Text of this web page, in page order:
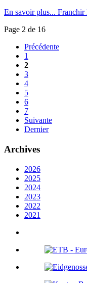
En savoir plus... Franchir
Page 2 de 16
Précédente
1
2
3
4
5
6
7
Suivante
Dernier
Archives
2026
2025
2024
2023
2022
2021